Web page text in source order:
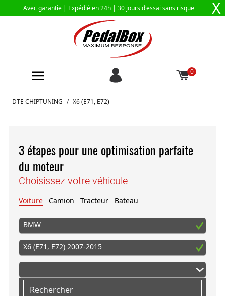
Avec garantie | Expédié en 24h | 30 jours d'essai sans risque X
0
Aller au contenu
DTE CHIPTUNING / X6 (E71, E72)
3 étapes pour une optimisation parfaite
du moteur
Choisissez votre véhicule
Voiture Camion Tracteur Bateau
BMW
X6 (E71, E72) 2007-2015